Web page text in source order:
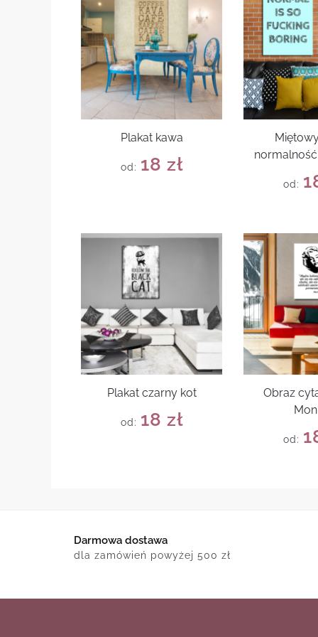
Plakat kawa
od: 18 zł
od:
Plakat czarny kot
od: 18 zł
Obraz
od:
Darmowa dostawa
dla zamówień powyżej 500 zł